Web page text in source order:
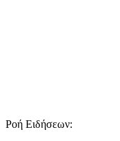
Ροή Ειδήσεων: